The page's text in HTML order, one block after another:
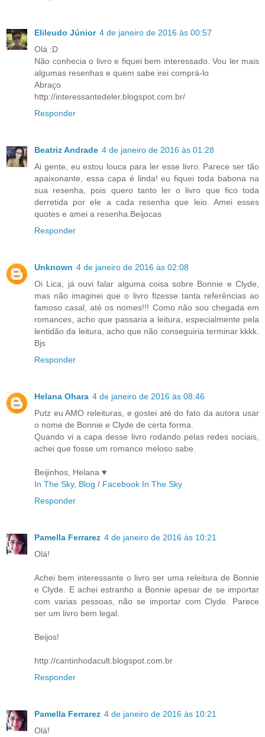
Elileudo Júnior 4 de janeiro de 2016 às 00:57
Olá :D
Não conhecia o livro e fiquei bem interessado. Vou ler mais
algumas resenhas e quem sabe irei comprá-lo
Abraço
http://interessantedeler.blogspot.com.br/
Responder
Beatriz Andrade 4 de janeiro de 2016 às 01:28
Ai gente, eu estou louca para ler esse livro. Parece ser tão
apaixonante, essa capa é linda! eu fiquei toda babona na
sua resenha, pois quero tanto ler o livro que fico toda
derretida por ele a cada resenha que leio. Amei esses
quotes e amei a resenha.Beijocas
Responder
Unknown 4 de janeiro de 2016 às 02:08
Oi Lica, já ouvi falar alguma coisa sobre Bonnie e Clyde,
mas não imaginei que o livro fizesse tanta referências ao
famoso casal, até os nomes!!! Como não sou chegada em
romances, acho que passaria a leitura, especialmente pela
lentidão da leitura, acho que não conseguiria terminar kkkk.
Bjs
Responder
Helana Ohara 4 de janeiro de 2016 às 08:46
Putz eu AMO releituras, e gostei até do fato da autora usar
o nome de Bonnie e Clyde de certa forma.
Quando vi a capa desse livro rodando pelas redes sociais,
achei que fosse um romance meloso sabe.
Beijinhos, Helana ♥
In The Sky, Blog / Facebook In The Sky
Responder
Pamella Ferrarez 4 de janeiro de 2016 às 10:21
Olá!
Achei bem interessante o livro ser uma releitura de Bonnie
e Clyde. E achei estranho a Bonnie apesar de se importar
com varias pessoas, não se importar com Clyde. Parece
ser um livro bem legal.
Beijos!
http://cantinhodacult.blogspot.com.br
Responder
Pamella Ferrarez 4 de janeiro de 2016 às 10:21
Olá!